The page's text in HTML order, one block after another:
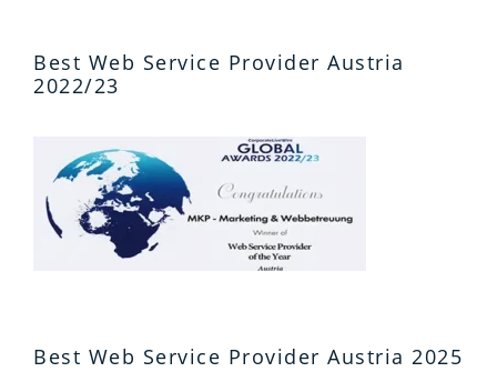
Best Web Service Provider Austria
2022/23
Best Web Service Provider Austria 2025